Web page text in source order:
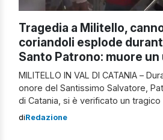
Tragedia a Militello,
coriandoli esplode
Santo Patrono: muore un
MILITELLO IN VAL DI CATANIA –
onore del Santissimo Salvatore,
di Catania, si è verificato un tragico
uomo ha perso la vita e sua moglie
diRedazione